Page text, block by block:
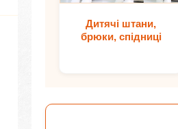
Дитячі штани,
брюки, спідниці